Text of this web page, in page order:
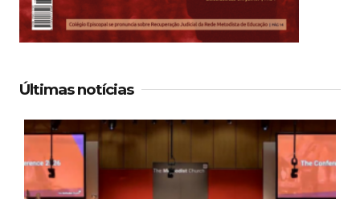
Últimas notícias